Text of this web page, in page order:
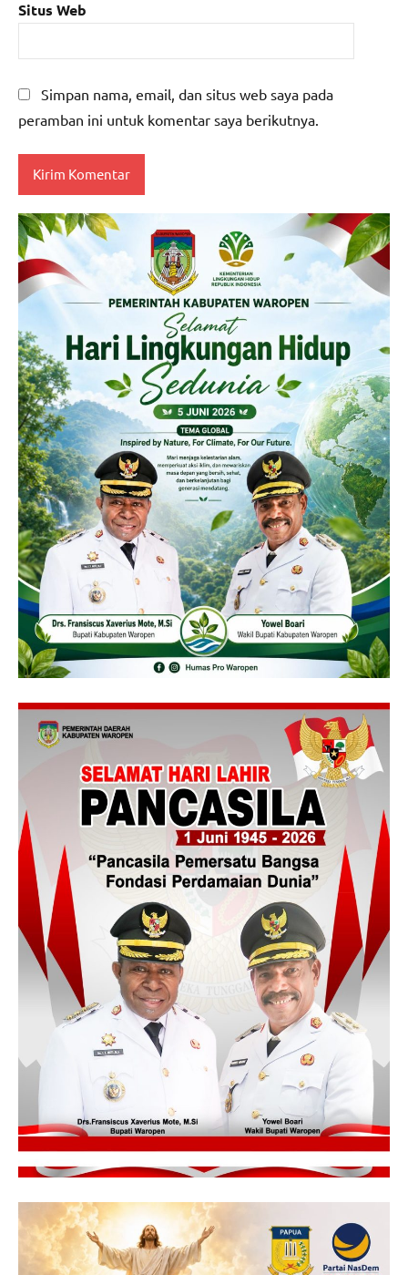
Situs Web
Simpan nama, email, dan situs web saya pada
peramban ini untuk komentar saya berikutnya.